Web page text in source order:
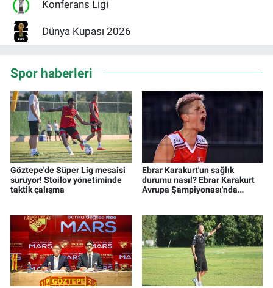
Konferans Ligi
Dünya Kupası 2026
Spor haberleri
Göztepe'de Süper Lig mesaisi
sürüyor! Stoilov yönetiminde
taktik çalışma
Ebrar Karakurt'un sağlık
durumu nasıl? Ebrar Karakurt
Avrupa Şampiyonası'nda